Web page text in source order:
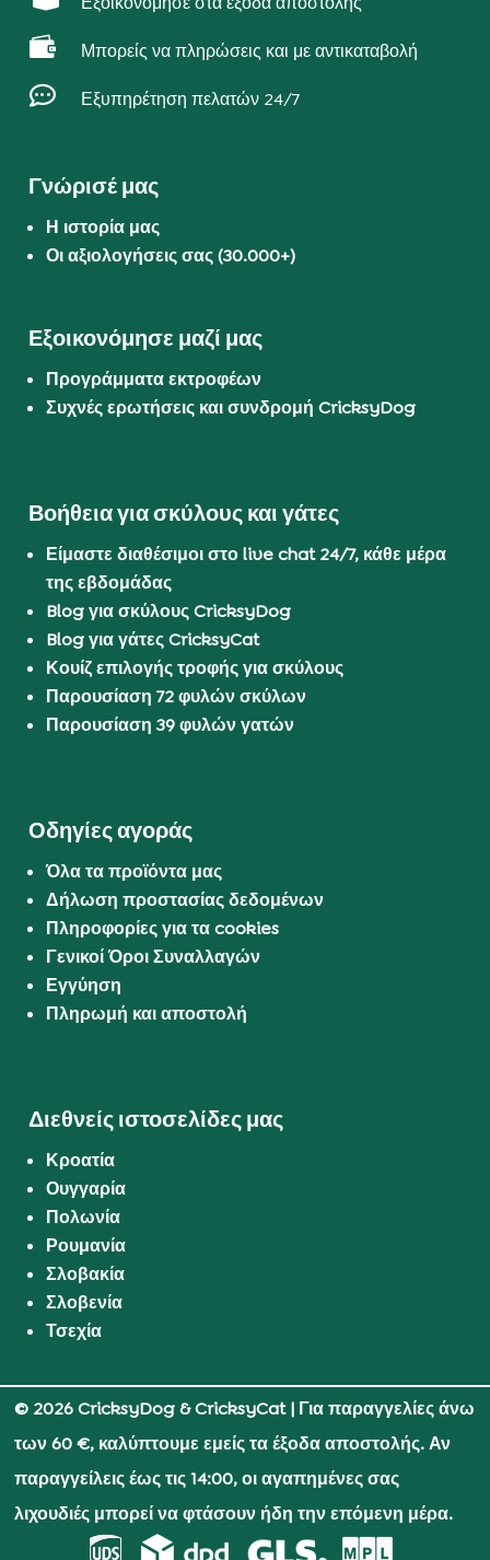
 Μπορείς να πληρώσεις και με αντικαταβολή
 Εξυπηρέτηση πελατών 24/7
Γνώρισέ μας
Η ιστορία μας
Οι αξιολογήσεις σας (30.000+)
Εξοικονόμησε μαζί μας
Προγράμματα εκτροφέων
Συχνές ερωτήσεις και συνδρομή CricksyDog
Βοήθεια για σκύλους και γάτες
Είμαστε διαθέσιμοι στο live chat 24/7, κάθε μέρα
της εβδομάδας
Blog για σκύλους CricksyDog
Blog για γάτες CricksyCat
Κουίζ επιλογής τροφής για σκύλους
Παρουσίαση 72 φυλών σκύλων
Παρουσίαση 39 φυλών γατών
Οδηγίες αγοράς
Όλα τα προϊόντα μας
Δήλωση προστασίας δεδομένων
Πληροφορίες για τα cookies
Γενικοί Όροι Συναλλαγών
Εγγύηση
Πληρωμή και αποστολή
Διεθνείς ιστοσελίδες μας
Κροατία
Ουγγαρία
Πολωνία
Ρουμανία
Σλοβακία
Σλοβενία
Τσεχία
© 2026 CricksyDog & CricksyCat| Για παραγγελίες άνω
των 60 €, καλύπτουμε εμείς τα έξοδα αποστολής. Αν
παραγγείλεις έως τις 14:00, οι αγαπημένες σας
λιχουδιές μπορεί να φτάσουν ήδη την επόμενη μέρα.